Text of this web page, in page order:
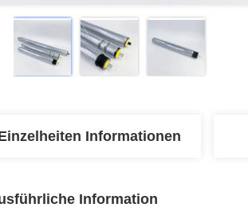
Informationen
Information